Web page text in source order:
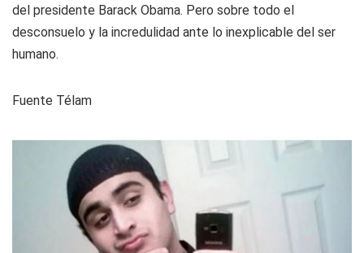
del presidente Barack Obama. Pero sobre todo el
desconsuelo y la incredulidad ante lo inexplicable del ser
humano.
Fuente Télam